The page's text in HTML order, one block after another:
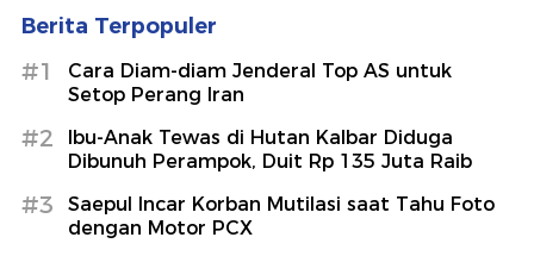
Berita Terpopuler
#1
Cara Diam-diam Jenderal Top AS untuk
Setop Perang Iran
#2
Ibu-Anak Tewas di Hutan Kalbar Diduga
Dibunuh Perampok, Duit Rp 135 Juta Raib
#3
Saepul Incar Korban Mutilasi saat Tahu Foto
dengan Motor PCX